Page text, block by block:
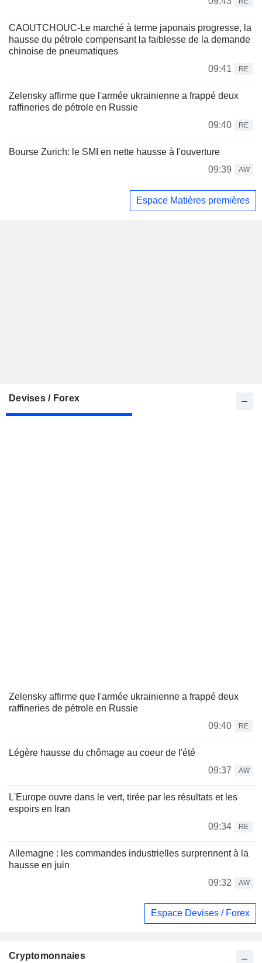
CAOUTCHOUC-Le marché à terme japonais progresse, la
hausse du pétrole compensant la faiblesse de la demande
chinoise de pneumatiques
09:41
RE
Zelensky affirme que l'armée ukrainienne a frappé deux
raffineries de pétrole en Russie
09:40
RE
Bourse Zurich: le SMI en nette hausse à l'ouverture
09:39
AW
Espace Matières premières
Devises / Forex
Zelensky affirme que l'armée ukrainienne a frappé deux
raffineries de pétrole en Russie
09:40
RE
Légère hausse du chômage au coeur de l'été
09:37
AW
L'Europe ouvre dans le vert, tirée par les résultats et les
espoirs en Iran
09:34
RE
Allemagne : les commandes industrielles surprennent à la
hausse en juin
09:32
AW
Espace Devises / Forex
Cryptomonnaies